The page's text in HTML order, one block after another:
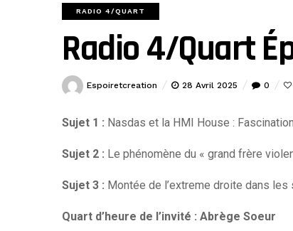
RADIO 4/QUART
Radio 4/Quart
Espoiretcreation 28 Avril 2025 0
Sujet 1 : Nasdas et la HMI House :
Sujet 2 : Le phénomène du « grand frère
Sujet 3 : Montée de l’extreme droite dans
Quart d’heure de l’invité : Abrège Soeur